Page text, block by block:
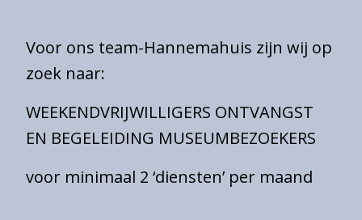
Voor ons team-Hannemahuis zijn wij op
zoek naar:
WEEKENDVRIJWILLIGERS ONTVANGST
EN BEGELEIDING MUSEUMBEZOEKERS
voor minimaal 2 ‘diensten’ per maand
der
Website
Eintrittspreise
Öffnungszeiten
Barrierefreiheit